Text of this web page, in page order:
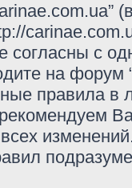
согласны с
на
правила в